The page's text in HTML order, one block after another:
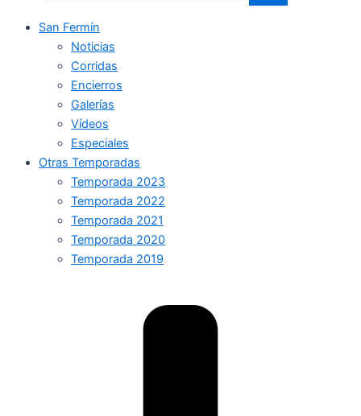
San Fermín
Noticias
Corridas
Encierros
Galerías
Vídeos
Especiales
Otras Temporadas
Temporada 2023
Temporada 2022
Temporada 2021
Temporada 2020
Temporada 2019